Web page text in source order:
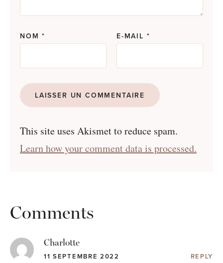
NOM* E-MAIL *
This site uses Akismet to reduce spam.
Learn how your comment data is processed.
Comments
Charlotte
11 SEPTEMBRE 2022 REPLY